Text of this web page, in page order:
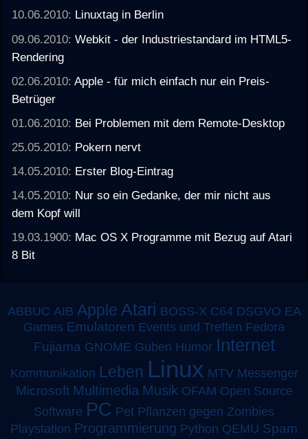
10.06.2010: Linuxtag in Berlin
09.06.2010:Webkit - der Industriestandard im HTML5-
Rendering
02.06.2010:Apple - für mich einfach nur ein Preis-
Betrüger
01.06.2010: Bei Problemen mit dem Remote-Desktop
25.05.2010: Pokern nervt
14.05.2010: Erster Blog-Eintrag
14.05.2010: Nur so ein Gedanke, der mir nicht aus
dem Kopf will
19.03.1900: Mac OS X Programme mit Bezug auf Atari
8 Bit
ABBUC AIB Apple Atari BOSS-X C64 DSGVO EA
Games Emulatoren Events und Treffen Fedora
Fujiama GNOME Guben Humor Internet
Kommunikation Leben Linux MTV Messenger
Microsoft Multimedia Musik OFAM Open Source
Software PC Pet Pflanzen gegen Zombies
Playstation Programmierung Python QEMU Spam